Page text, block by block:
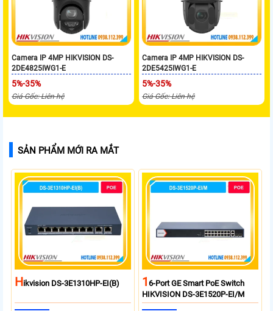
Camera IP 4MP HIKVISION DS-
2DE4825IWG1-E
5%-35%
Giá Gốc: Liên hệ
Camera IP 4MP HIKVISION DS-
2DE5425IWG1-E
5%-35%
Giá Gốc: Liên hệ
SẢN PHẨM MỚI RA MẮT
HIkvision DS-3E1310HP-EI(B) 16-Port GE Smart PoE Switch
HIKVISION DS-3E1520P-EI/M